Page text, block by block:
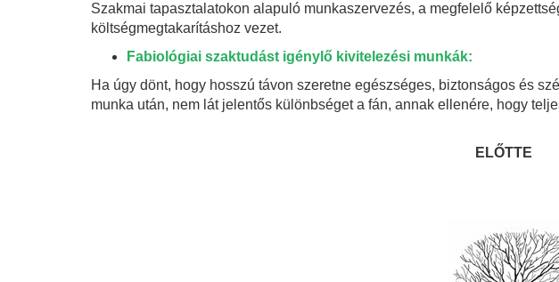
Szakmai tapasztalatokon alapuló munkaszervezés, a megfelelő
költségmegtakarításhoz vezet.
Fabiológiai szaktudást igénylő kivitelezési munkák:
Ha úgy dönt, hogy hosszú távon szeretne egészséges, biztonságos és
munka után, nem lát jelentős különbséget a fán, annak ellenére, hogy